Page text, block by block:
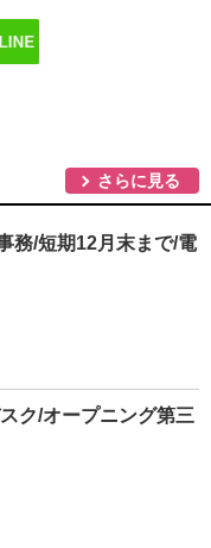
さらに見る
務/短期12月末まで/電
ク/オープニング第三